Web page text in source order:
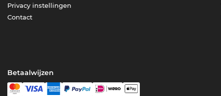
Privacy instellingen
Contact
Betaalwijzen